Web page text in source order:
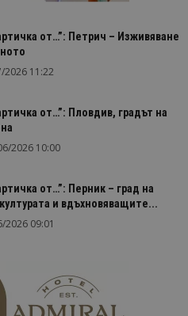
от…”: Петрич – Изживяване
2026 11:22
от…”: Пловдив, градът на
2026 10:00
от…”: Перник – град на
и вдъхновяващите...
2026 09:01